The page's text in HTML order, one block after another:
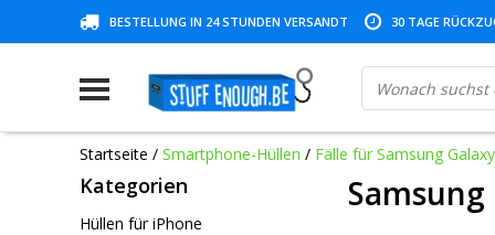
BESTELLUNG IN 24 STUNDEN VERSANDT 30 TAGE
Startseite / Smartphone-Hüllen / Fälle für Samsung Galaxy
Kategorien
Hüllen für iPhone
Samsung